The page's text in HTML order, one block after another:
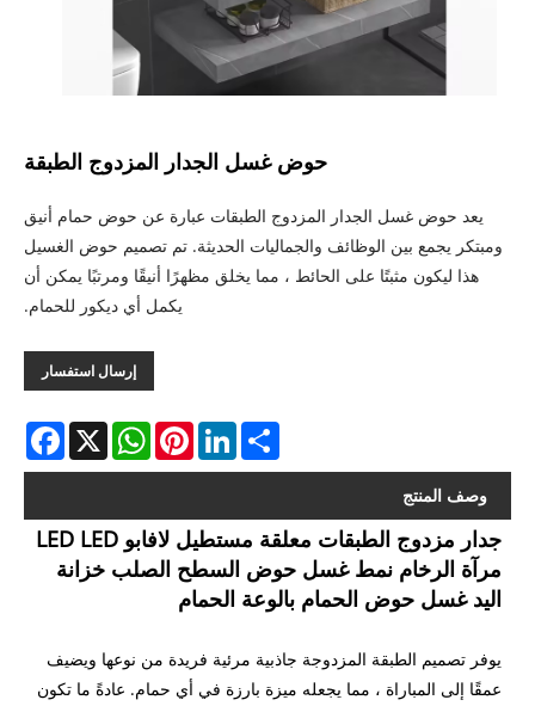
حوض غسل الجدار المزدوج الطبقة
يعد حوض غسل الجدار المزدوج الطبقات عبارة عن حوض حمام أنيق
ومبتكر يجمع بين الوظائف والجماليات الحديثة. تم تصميم حوض الغسيل
هذا ليكون مثبتًا على الحائط ، مما يخلق مظهرًا أنيقًا ومرتبًا يمكن أن
يكمل أي ديكور للحمام.
إرسال استفسار
X
WhatsAppPinterestLinkedInShare
وصف المنتج
جدار مزدوج الطبقات معلقة مستطيل لافابو LED LED
مرآة الرخام نمط غسل حوض السطح الصلب خزانة
اليد غسل حوض الحمام بالوعة الحمام
يوفر تصميم الطبقة المزدوجة جاذبية مرئية فريدة من نوعها ويضيف
عمقًا إلى المباراة ، مما يجعله ميزة بارزة في أي حمام. عادةً ما تكون